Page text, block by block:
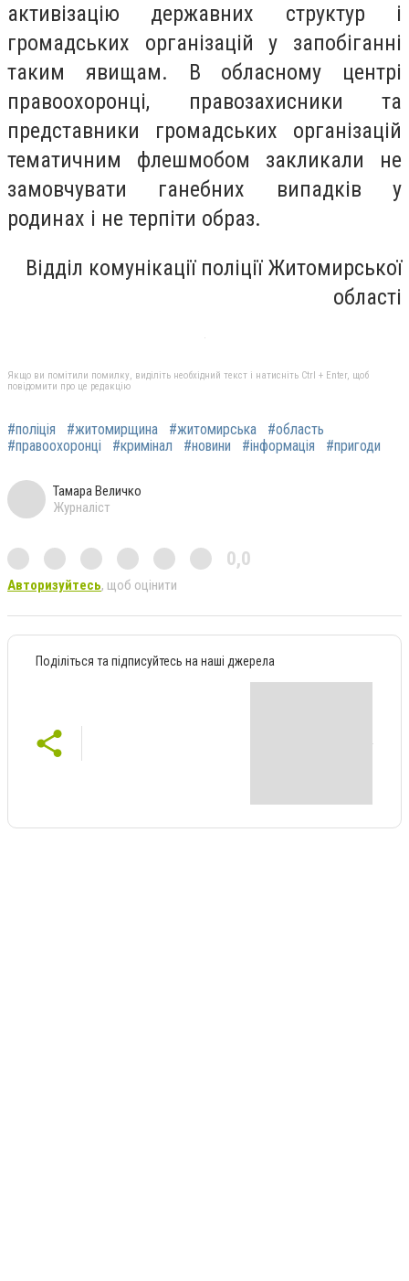
активізацію державних структур і
громадських організацій у запобіганні
таким явищам. В обласному центрі
правоохоронці, правозахисники та
представники громадських організацій
тематичним флешмобом закликали не
замовчувати ганебних випадків у
родинах і не терпіти образ.
Відділ комунікації поліції Житомирської
області
Якщо ви помітили помилку, виділіть необхідний текст і натисніть Ctrl + Enter, щоб
повідомити про це редакцію
#поліція #житомирщина #житомирська
#область
#правоохоронці
#кримінал #новини #інформація #пригоди
Тамара Величко
Журналіст
0,0
Авторизуйтесь, щоб оцінити
Поділіться та підписуйтесь на наші джерела